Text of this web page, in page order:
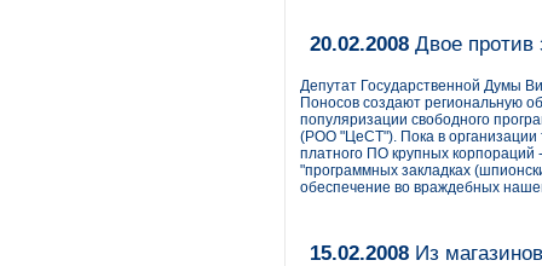
20.02.2008 Двое против
Депутат Государственной Думы
Поносов создают региональную
популяризации свободного
(РОО "ЦеСТ"). Пока в организации
платного ПО крупных корпораций
"программных закладках
обеспечение во враждебных
15.02.2008 Из